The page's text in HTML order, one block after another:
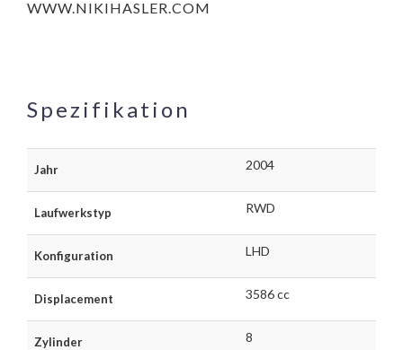
WWW.NIKIHASLER.COM
Spezifikation
Jahr 2004
Laufwerkstyp RWD
Konfiguration LHD
Displacement 3586 cc
Zylinder 8